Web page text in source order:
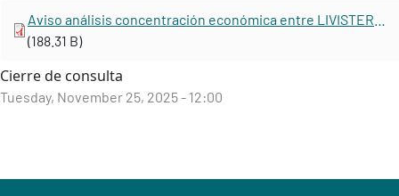
(188.31 B)
Cierre de consulta
Tuesday, November 25, 2025 - 12:00